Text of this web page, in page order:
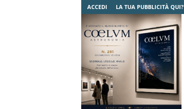
ACCEDI LA TUA PUBBLICITÀ QUI?